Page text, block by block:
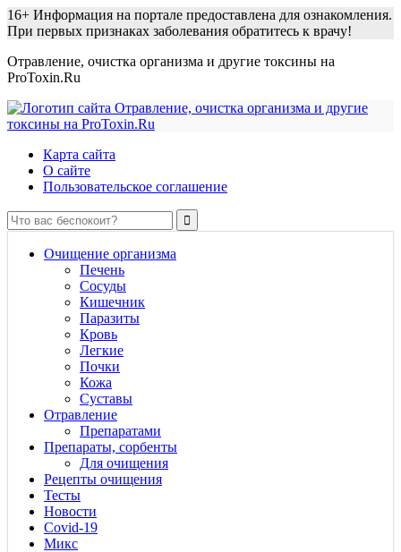
16+ Информация на портале предоставлена для ознакомления.
При первых признаках заболевания обратитесь к врачу!
Отравление, очистка организма и другие токсины на
ProToxin.Ru
Карта сайта
О сайте
Пользовательское соглашение
Очищение организма
Печень
Сосуды
Кишечник
Паразиты
Кровь
Легкие
Почки
Кожа
Суставы
Отравление
Препаратами
Препараты, сорбенты
Для очищения
Рецепты очищения
Тесты
Новости
Covid-19
Микс